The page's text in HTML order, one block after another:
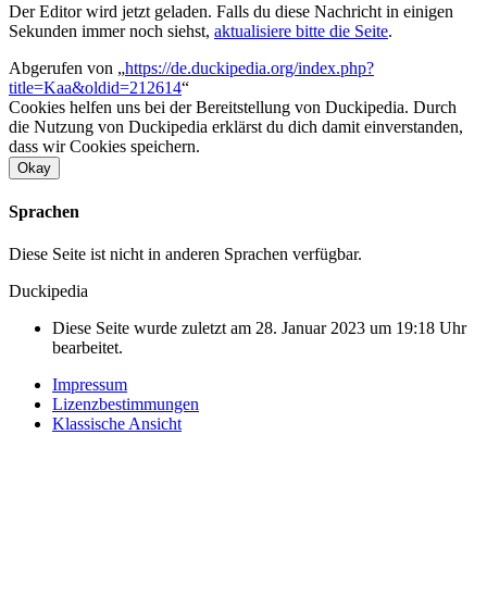
Der Editor wird jetzt geladen. Falls du diese Nachricht in einigen
Sekunden immer noch siehst, aktualisiere bitte die Seite.
Abgerufen von „https://de.duckipedia.org/index.php?
title=Kaa&oldid=212614“
Cookies helfen uns bei der Bereitstellung von Duckipedia. Durch
die Nutzung von Duckipedia erklärst du dich damit einverstanden,
dass wir Cookies speichern.
Okay
Sprachen
Diese Seite ist nicht in anderen Sprachen verfügbar.
Duckipedia
Diese Seite wurde zuletzt am 28. Januar 2023 um 19:18 Uhr
bearbeitet.
Impressum
Lizenzbestimmungen
Klassische Ansicht